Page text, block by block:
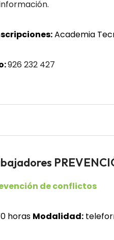
Academia
926 232 427
de conflictos
horas Modalidad: